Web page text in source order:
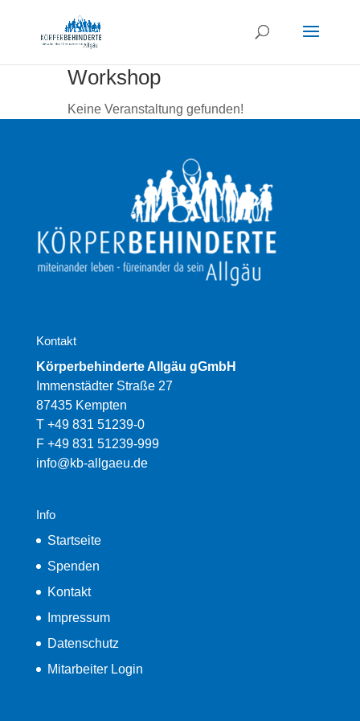
Workshop
Keine Veranstaltung gefunden!
Kontakt
Körperbehinderte Allgäu gGmbH
Immenstädter Straße 27
87435 Kempten
T +49 831 51239-0
F +49 831 51239-999
info@kb-allgaeu.de
Info
Startseite
Spenden
Kontakt
Impressum
Datenschutz
Mitarbeiter Login